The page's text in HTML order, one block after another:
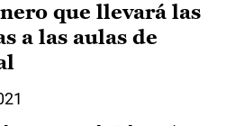
que llevará las
a las aulas de